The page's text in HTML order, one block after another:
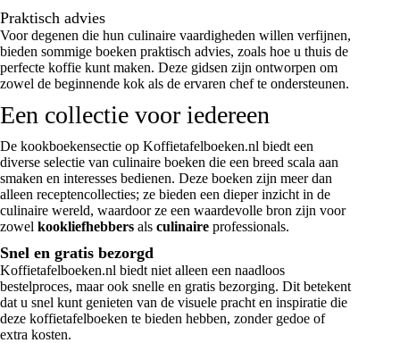
Praktisch advies
Voor degenen die hun culinaire vaardigheden willen verfijnen,
bieden sommige boeken praktisch advies, zoals hoe u thuis de
perfecte koffie kunt maken. Deze gidsen zijn ontworpen om
zowel de beginnende kok als de ervaren chef te ondersteunen.
Een collectie voor iedereen
De kookboekensectie op Koffietafelboeken.nl biedt een
diverse selectie van culinaire boeken die een breed scala aan
smaken en interesses bedienen. Deze boeken zijn meer dan
alleen receptencollecties; ze bieden een dieper inzicht in de
culinaire wereld, waardoor ze een waardevolle bron zijn voor
zowel kookliefhebbers als culinaire professionals.
Snel en gratis bezorgd
Koffietafelboeken.nl biedt niet alleen een naadloos
bestelproces, maar ook snelle en gratis bezorging. Dit betekent
dat u snel kunt genieten van de visuele pracht en inspiratie die
deze koffietafelboeken te bieden hebben, zonder gedoe of
extra kosten.